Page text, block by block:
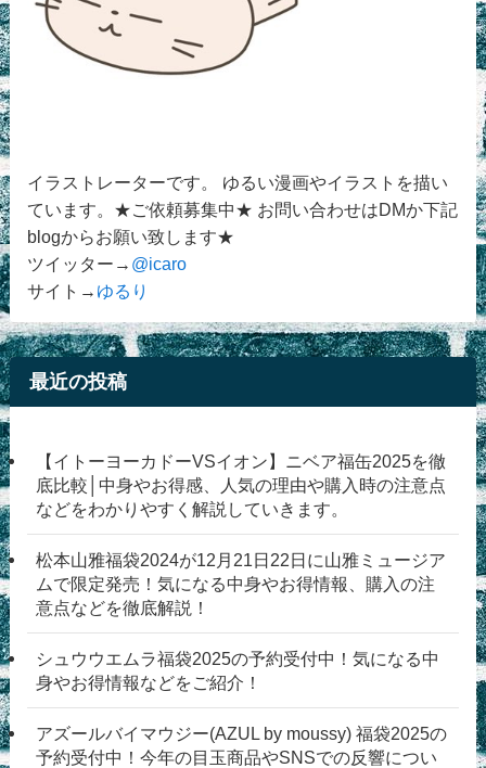
イラストレーターです。 ゆるい漫画やイラストを描い
ています。★ご依頼募集中★ お問い合わせはDMか下記
blogからお願い致します★
ツイッター→ @icaro
サイト→ ゆるり
最近の投稿
【イトーヨーカドーVSイオン】ニベア福缶2025を徹
底比較│中身やお得感、人気の理由や購入時の注意点
などをわかりやすく解説していきます。
松本山雅福袋2024が12月21日22日に山雅ミュージア
ムで限定発売！気になる中身やお得情報、購入の注
意点などを徹底解説！
シュウウエムラ福袋2025の予約受付中！気になる中
身やお得情報などをご紹介！
アズールバイマウジー(AZUL by moussy) 福袋2025の
予約受付中！今年の目玉商品やSNSでの反響につい